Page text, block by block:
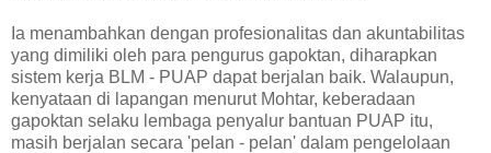
Ia menambahkan dengan profesionalitas dan akuntabilitas
yang dimiliki oleh para pengurus gapoktan, diharapkan
sistem kerja BLM - PUAP dapat berjalan baik. Walaupun,
kenyataan di lapangan menurut Mohtar, keberadaan
gapoktan selaku lembaga penyalur bantuan PUAP itu,
masih berjalan secara 'pelan - pelan' dalam pengelolaan